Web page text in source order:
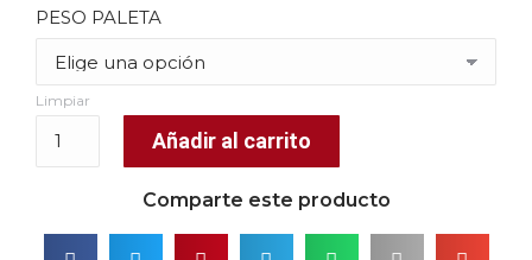
PESO PALETA
Limpiar
Añadir al carrito
Comparte este producto